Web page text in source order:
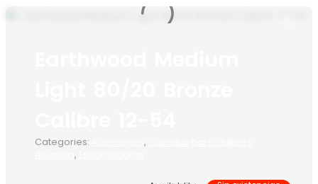
Categories: ,
,